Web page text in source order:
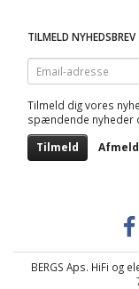
TILMELD NYHEDSBREV
Email-
adresse
Tilmeld dig vores
spændende nyheder
Tilmeld Afmeld
BERGS Aps. HiFi og